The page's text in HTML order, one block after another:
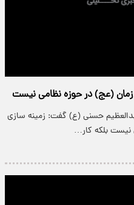
زمان (عج) در حوزه نظامی نیست
حسنی (ع) گفت: زمینه سازی
بلکه کار…